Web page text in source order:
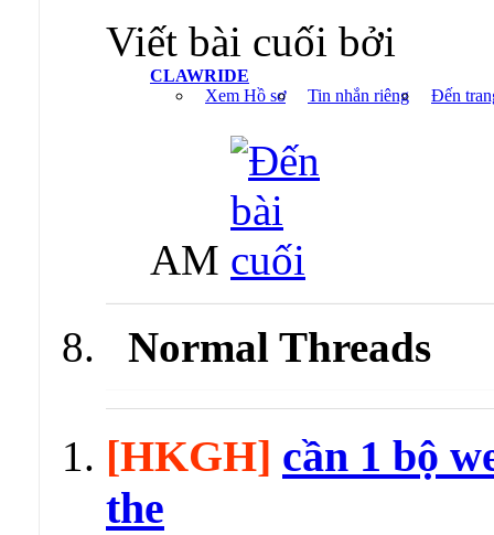
Viết bài cuối bởi
CLAWRIDE
Xem Hồ sơ
Tin nhắn riêng Đến
AM
Normal Threads
[HKGH] cần 1 bộ
the